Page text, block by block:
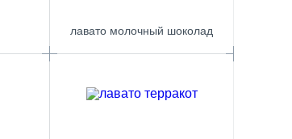
лавато молочный шоколад